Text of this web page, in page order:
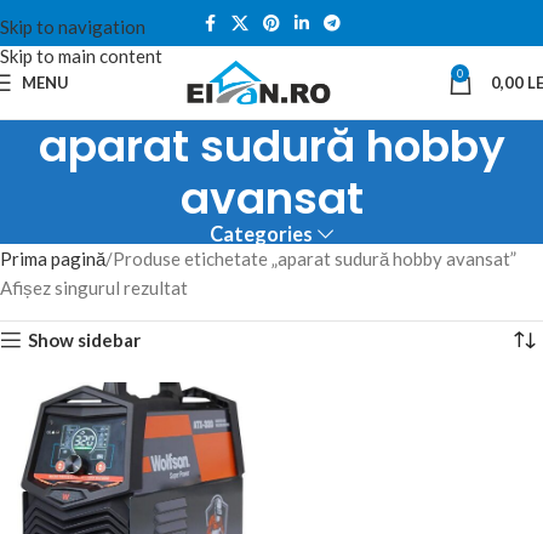
Skip to navigation
Skip to main content
MENU 0 0,00
aparat sudură hobby
avansat
Categories
Prima pagină Produse etichetate „aparat sudură hobby avansat”
Afișez singurul rezultat
Show sidebar